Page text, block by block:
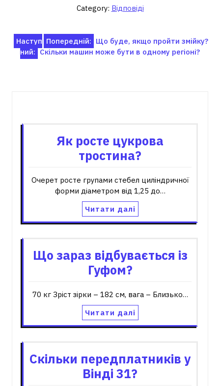
Category: Відповіді
Навігація
записів
Попередній: Що буде, якщо пройти змійку?
Наступ
ний: Скільки машин може бути в одному регіоні?
Як росте цукрова
тростина?
Очерет росте групами стебел циліндричної
форми діаметром від 1,25 до…
Читати далі
Що зараз відбувається із
Гуфом?
70 кг Зріст зірки – 182 см, вага – Близько…
Читати далі
Скільки передплатників у
Вінді 31?